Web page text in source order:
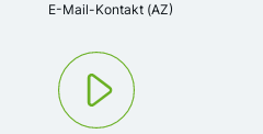
E-Mail-Kontakt (AZ)